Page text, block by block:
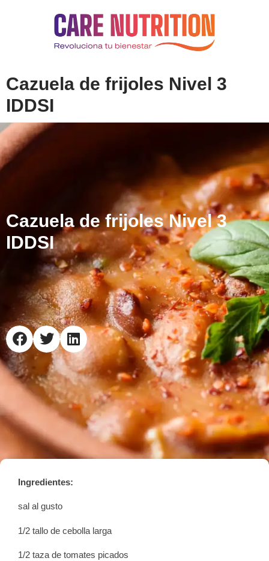
Cazuela de frijoles Nivel 3
IDDSI
Cazuela de frijoles Nivel 3
IDDSI
Ingredientes:
sal al gusto
1/2 tallo de cebolla larga
1/2 taza de tomates picados